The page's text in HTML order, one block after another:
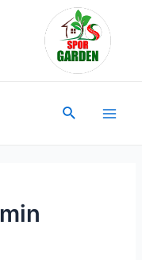
Arama